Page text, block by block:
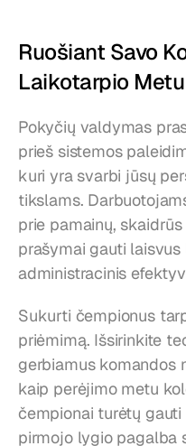
Ruošiant Savo
Laikotarpio Metu
Pokyčių valdymas
prieš sistemos
kuri yra svarbi jūsų
tikslams.
prie pamainų,
prašymai gauti laisvus
administracinis
Sukurti čempionus
priėmimą. Išsirinkite
gerbiamus komandos
kaip perėjimo metu
čempionai turėtų
pirmojo lygio pagalba